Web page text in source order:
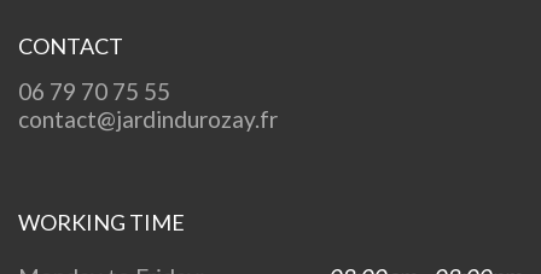
CONTACT
06 79 70 75 55
contact@jardindurozay.fr
WORKING TIME